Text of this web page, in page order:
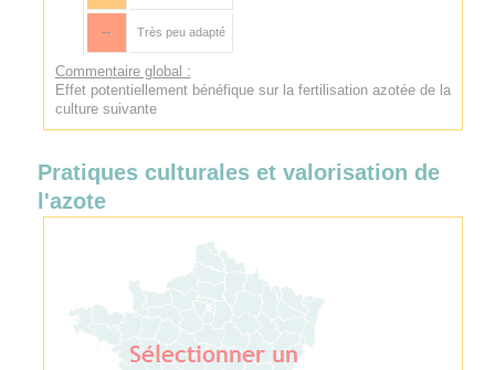
-- Très peu adapté
Commentaire global :
Effet potentiellement bénéfique sur la fertilisation azotée de la
culture suivante
Pratiques culturales et valorisation de
l'azote